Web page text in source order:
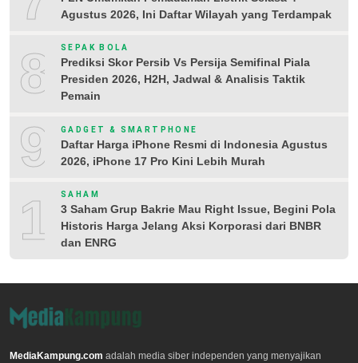
Agustus 2026, Ini Daftar Wilayah yang Terdampak
8 SEPAK BOLA
Prediksi Skor Persib Vs Persija Semifinal Piala
Presiden 2026, H2H, Jadwal & Analisis Taktik
Pemain
9 GADGET & SMARTPHONE
Daftar Harga iPhone Resmi di Indonesia Agustus
2026, iPhone 17 Pro Kini Lebih Murah
10
SAHAM
3 Saham Grup Bakrie Mau Right Issue, Begini Pola
Historis Harga Jelang Aksi Korporasi dari BNBR
dan ENRG
MediaKampung.com adalah media siber independen yang menyajikan